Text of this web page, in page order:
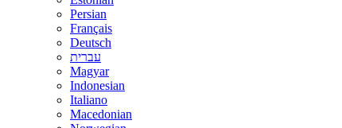
Persian
Français
Deutsch
עברית
Magyar
Indonesian
Italiano
Macedonian